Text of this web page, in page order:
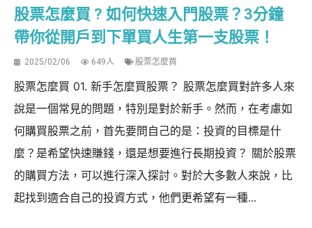
股票怎麼買 ? 如何快速入門股票？3分鐘
帶你從開戶到下單買人生第一支股票！
2025/02/06 649人 股票怎麼買
股票怎麼買 01. 新手怎麼買股票？ 股票怎麼買對許多人來
說是一個常見的問題，特別是對於新手。然而，在考慮如
何購買股票之前，首先要問自己的是：投資的目標是什
麼？是希望快速賺錢，還是想要進行長期投資？ 關於股票
的購買方法，可以進行深入探討。對於大多數人來說，比
起找到適合自己的投資方式，他們更希望有一種...